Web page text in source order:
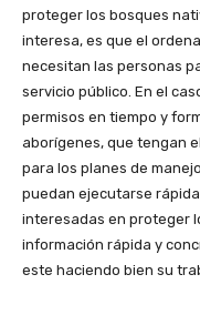
proteger los bosques
interesa, es que el
necesitan las personas
servicio público. En el
permisos en tiempo y
aborígenes, que tengan
para los planes de
puedan ejecutarse
interesadas en proteger
información rápida y
este haciendo bien su